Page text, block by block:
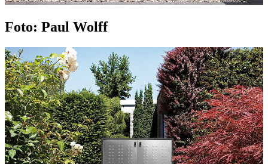
Foto: Paul Wolff